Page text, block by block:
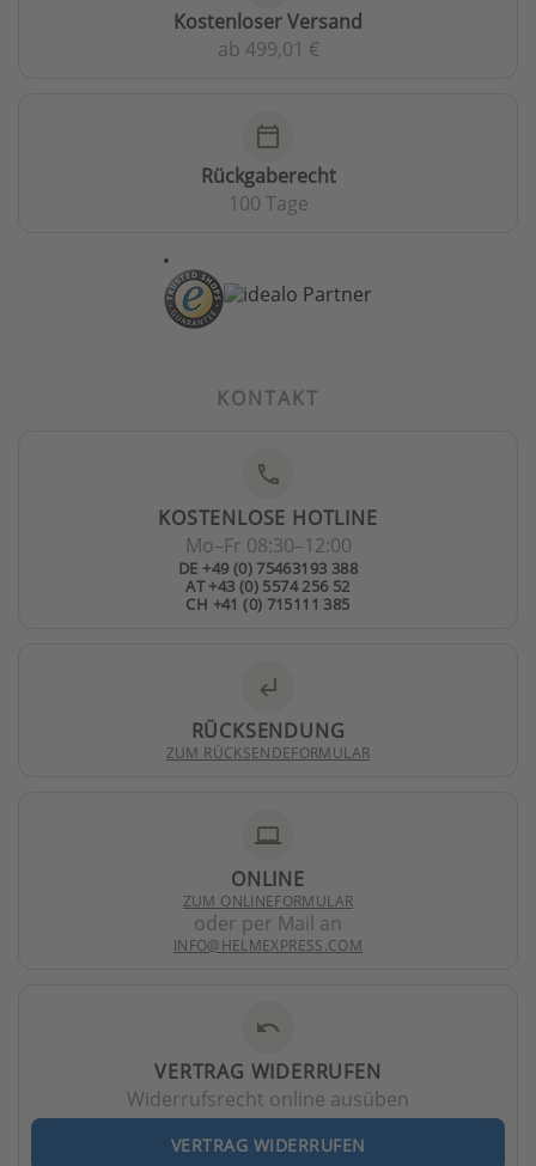
Kostenloser Versand
ab 499,01 €
calendar_today
Rückgaberecht
100 Tage
KONTAKT
phone
KOSTENLOSE HOTLINE
Mo–Fr 08:30–12:00
DE +49 (0) 75463193 388
AT +43 (0) 5574 256 52
CH +41 (0) 715111 385
subdirectory_arrow_left
RÜCKSENDUNG
ZUM RÜCKSENDEFORMULAR
laptop
ONLINE
ZUM ONLINEFORMULAR
oder per Mail an
INFO@HELMEXPRESS.COM
undo
VERTRAG WIDERRUFEN
Widerrufsrecht online ausüben
VERTRAG WIDERRUFEN